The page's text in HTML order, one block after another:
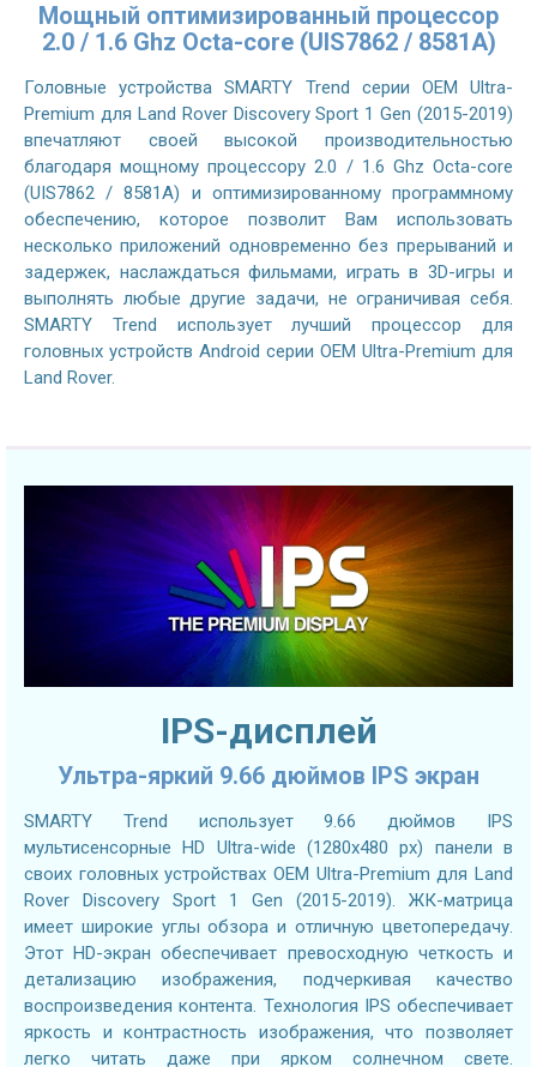
Мощный оптимизированный процессор
2.0 / 1.6 Ghz Octa-core (UIS7862 / 8581A)
Головные устройства SMARTY Trend серии OEM Ultra-
Premium для Land Rover Discovery Sport 1 Gen (2015-2019)
впечатляют своей высокой производительностью
благодаря мощному процессору 2.0 / 1.6 Ghz Octa-core
(UIS7862 / 8581A) и оптимизированному программному
обеспечению, которое позволит Вам использовать
несколько приложений одновременно без прерываний и
задержек, наслаждаться фильмами, играть в 3D-игры и
выполнять любые другие задачи, не ограничивая себя.
SMARTY Trend использует лучший процессор для
головных устройств Android серии OEM Ultra-Premium для
Land Rover.
IPS-дисплей
Ультра-яркий 9.66 дюймов IPS экран
SMARTY Trend использует 9.66 дюймов IPS
мультисенсорные HD Ultra-wide (1280х480 px) панели в
своих головных устройствах OEM Ultra-Premium для Land
Rover Discovery Sport 1 Gen (2015-2019). ЖК-матрица
имеет широкие углы обзора и отличную цветопередачу.
Этот HD-экран обеспечивает превосходную четкость и
детализацию изображения, подчеркивая качество
воспроизведения контента. Технология IPS обеспечивает
яркость и контрастность изображения, что позволяет
легко читать даже при ярком солнечном свете.